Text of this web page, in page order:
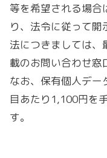
等を希望される場合
り、法令に従って
法につきましては、
載のお問い合わせ窓
なお、保有個人デ
目あたり1,100円を
す。